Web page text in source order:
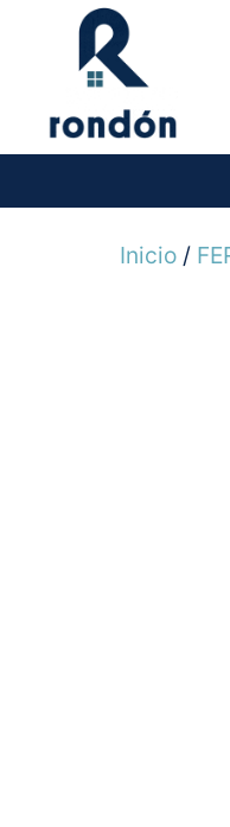
Inicio/